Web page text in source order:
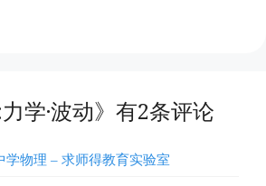
学·波动》有2条评论
学物理 – 求师得教育实验室